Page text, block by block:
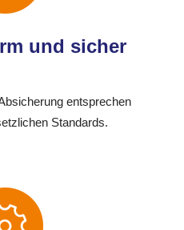
und sicher
entsprechen
Standards.